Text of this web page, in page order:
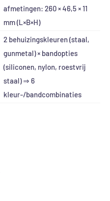
afmetingen: 260 × 46,5 × 11
mm (L×B×H)
2 behuizingskleuren (staal,
gunmetal) × bandopties
(siliconen, nylon, roestvrij
staal) ⇒ 6
kleur-/bandcombinaties